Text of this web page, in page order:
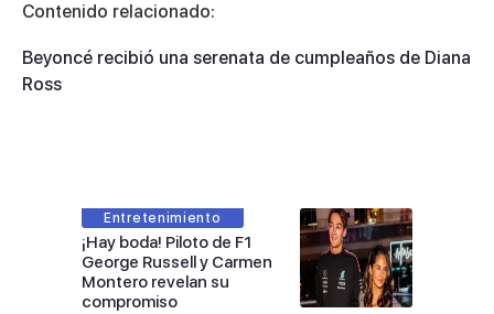
Contenido relacionado:
Beyoncé recibió una serenata de cumpleaños de Diana
Ross
Entretenimiento
¡Hay boda! Piloto de F1
George Russell y Carmen
Montero revelan su
compromiso